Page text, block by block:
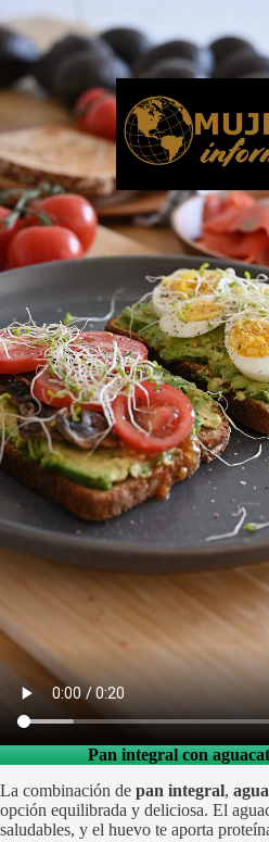
Pan integral con
La combinación de pan integral,
opción equilibrada y deliciosa. El
saludables, y el huevo te aporta